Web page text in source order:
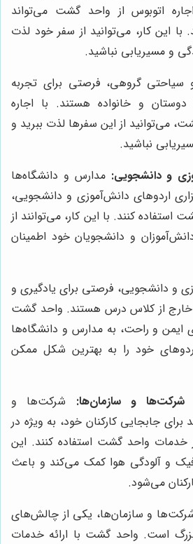
اتوبوس از واحد گشت می‌تواند
با این کار، می‌توانید از سفر خود لذت
و مسیریابی نباشید.
سیاحتی گروهی، فرصتی برای تجربه
و خانواده هستند. با اجاره
می‌توانید از این سفرها لذت ببرید و
نباشید.
و دانشجویی: مدارس و دانشگاه‌ها
اردوهای دانش‌آموزی و دانشجویی،
کنند. با این کار، می‌توانند از
و دانشجویان خود اطمینان
و دانشجویی، فرصتی برای یادگیری و
از کلاس درس هستند. واحد گشت
ایمن و راحت، به مدارس و دانشگاه‌ها
خود را به بهترین شکل ممکن
شرکت‌ها و سازمان‌ها: شرکت‌ها و
برای جابجایی کارکنان خود، به ویژه در
خدمات واحد گشت استفاده کنند. این
و آلودگی هوا کمک می‌کند و باعث
می‌شود.
شرکت‌ها و سازمان‌ها، یکی از چالش‌های
است. واحد گشت با ارائه خدمات